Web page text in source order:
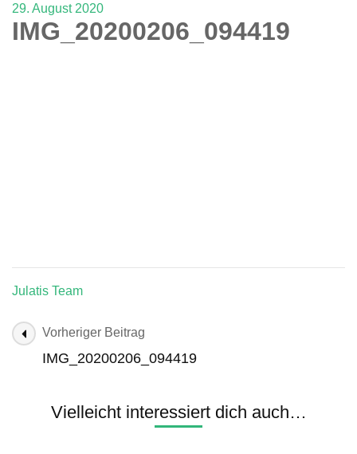
29. August 2020
IMG_20200206_094419
Julatis Team
Beitragsnavigation
Vorheriger Beitrag
IMG_20200206_094419
Vielleicht interessiert dich auch…